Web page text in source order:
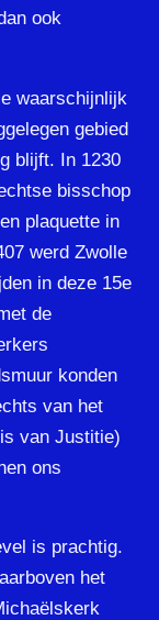
ook
waarschijnlijk
gebied
blijft. In 1230
bisschop
plaquette in
werd Zwolle
in deze 15e
de
konden
van het
van Justitie)
ons
is prachtig.
het